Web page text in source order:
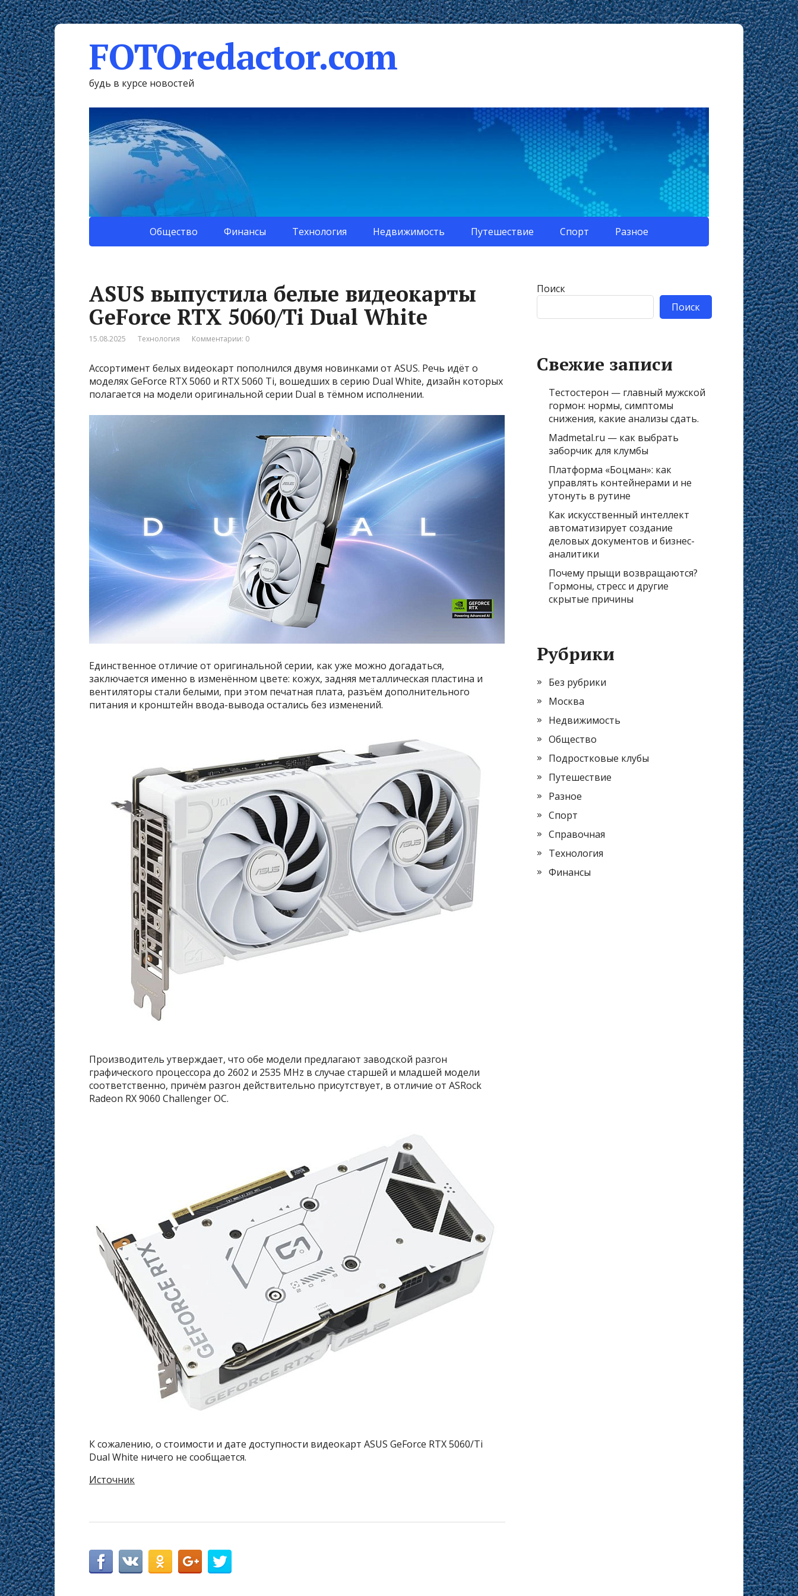
FOTOredactor.com
будь в курсе новостей
Общество Финансы Технология Недвижимость Путешествие Спорт Разное
ASUS выпустила белые видеокарты
GeForce RTX 5060/Ti Dual White
15.08.2025 Технология Комментарии: 0
Ассортимент белых видеокарт пополнился двумя новинками от ASUS. Речь идёт о
моделях GeForce RTX 5060 и RTX 5060 Ti, вошедших в серию Dual White, дизайн которых
полагается на модели оригинальной серии Dual в тёмном исполнении.
Единственное отличие от оригинальной серии, как уже можно догадаться,
заключается именно в изменённом цвете: кожух, задняя металлическая пластина и
вентиляторы стали белыми, при этом печатная плата, разъём дополнительного
питания и кронштейн ввода-вывода остались без изменений.
Производитель утверждает, что обе модели предлагают заводской разгон
графического процессора до 2602 и 2535 MHz в случае старшей и младшей модели
соответственно, причём разгон действительно присутствует, в отличие от ASRock
Radeon RX 9060 Challenger OC.
К сожалению, о стоимости и дате доступности видеокарт ASUS GeForce RTX 5060/Ti
Dual White ничего не сообщается.
Источник
Поиск
Поиск
Свежие записи
Тестостерон — главный мужской
гормон: нормы, симптомы
снижения, какие анализы сдать.
Madmetal.ru — как выбрать
заборчик для клумбы
Платформа «Боцман»: как
управлять контейнерами и не
утонуть в рутине
Как искусственный интеллект
автоматизирует создание
деловых документов и бизнес-
аналитики
Почему прыщи возвращаются?
Гормоны, стресс и другие
скрытые причины
Рубрики
Без рубрики
Москва
Недвижимость
Общество
Подростковые клубы
Путешествие
Разное
Спорт
Справочная
Технология
Финансы